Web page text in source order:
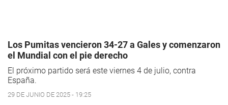
Los Pumitas vencieron 34-27 a Gales y comenzaron
el Mundial con el pie derecho
El próximo partido será este viernes 4 de julio, contra
España.
29 DE JUNIO DE 2025 - 19:25